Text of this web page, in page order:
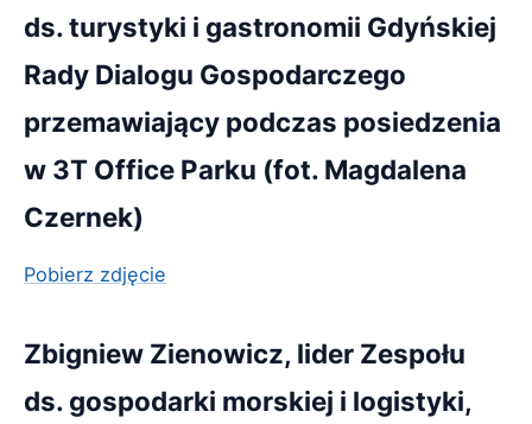
ds. turystyki i gastronomii Gdyńskiej
Rady Dialogu Gospodarczego
przemawiający podczas posiedzenia
w 3T Office Parku (fot. Magdalena
Czernek)
Pobierz zdjęcie
Zbigniew Zienowicz, lider Zespołu
ds. gospodarki morskiej i logistyki,